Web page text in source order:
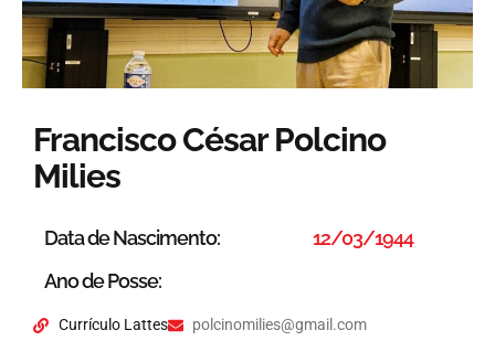
Francisco César Polcino
Milies
Data de Nascimento:
12/03/1944
Ano de Posse:
Currículo Lattes polcinomilies@gmail.com